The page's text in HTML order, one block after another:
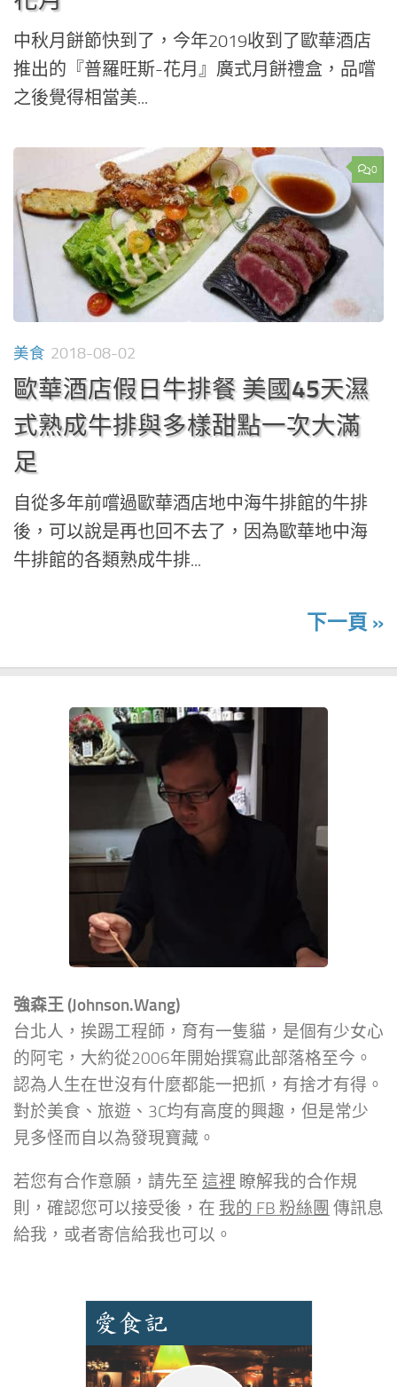
中秋月餅節快到了，今年2019收到了歐華酒店
推出的『普羅旺斯-花月』廣式月餅禮盒，品嚐
之後覺得相當美...
0
美食 2018-08-02
歐華酒店假日牛排餐 美國45天濕
式熟成牛排與多樣甜點一次大滿
足
自從多年前嚐過歐華酒店地中海牛排館的牛排
後，可以說是再也回不去了，因為歐華地中海
牛排館的各類熟成牛排...
下一頁 »
強森王 (Johnson.Wang)
台北人，挨踢工程師，育有一隻貓，是個有少女心
的阿宅，大約從2006年開始撰寫此部落格至今。
認為人生在世沒有什麼都能一把抓，有捨才有得。
對於美食、旅遊、3C均有高度的興趣，但是常少
見多怪而自以為發現寶藏。
若您有合作意願，請先至 這裡 瞭解我的合作規
則，確認您可以接受後，在 我的 FB 粉絲團 傳訊息
給我，或者寄信給我也可以。